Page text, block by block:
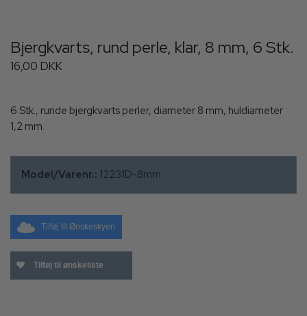
Bjergkvarts, rund perle, klar, 8 mm, 6 Stk.
16,00 DKK
6 Stk., runde bjergkvarts perler, diameter 8 mm, huldiameter
1,2 mm.
Model/Varenr.: 12231D-8mm
Tilføj til Ønskeskyen
Tilføj til ønskeliste